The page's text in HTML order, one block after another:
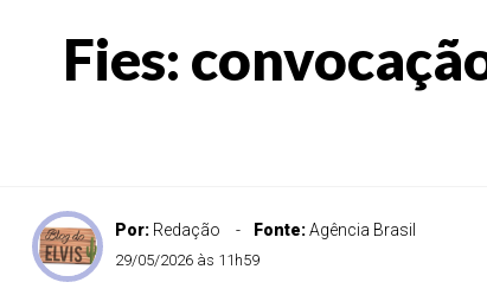
Fies:
Por: Redação Fonte:Agência Brasil
29/05/2026 às 11h59